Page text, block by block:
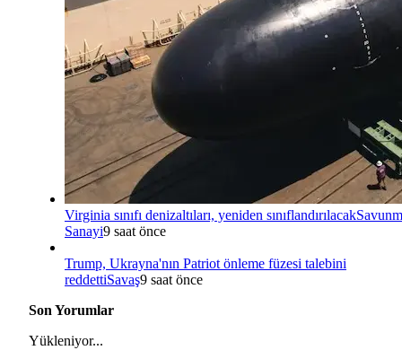
Virginia sınıfı denizaltıları, yeniden sınıflandırılacak
Sanayi9 saat önce
Trump, Ukrayna'nın Patriot önleme füzesi talebini
reddettiSavaş9 saat önce
Son Yorumlar
Yükleniyor...